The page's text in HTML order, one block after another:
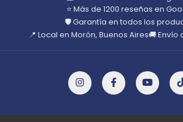
⭐ Más de 1200 reseñas en
🛡️ Garantía en todos los
📍 Local en Morón, Buenos Aires🚚 Envío